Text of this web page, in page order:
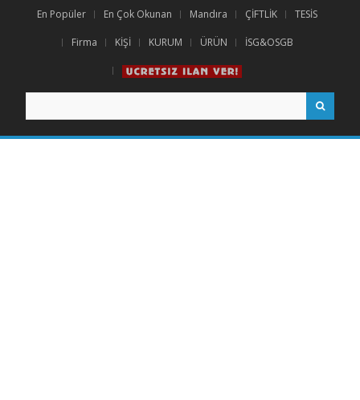
En Popüler En Çok Okunan Mandıra ÇİFTLİK TESİS
Firma KİŞİ KURUM ÜRÜN İSG&OSGB
for: